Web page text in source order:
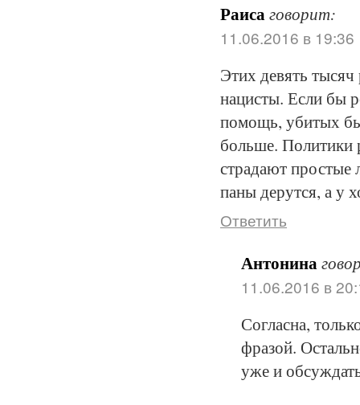
Раисаговорит:
11.06.2016 в 19:36
Этих девять
нацисты. Если бы
помощь, убитых
больше. Политики
страдают простые
паны дерутся, а у
Ответить
Антонина
11.06.2016 в
Согласна,
фразой.
уже и